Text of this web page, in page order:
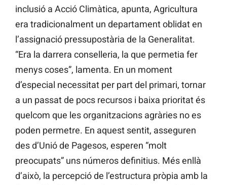
inclusió a Acció Climàtica, apunta, Agricultura
era tradicionalment un departament oblidat en
l’assignació pressupostària de la Generalitat.
“Era la darrera conselleria, la que permetia fer
menys coses”, lamenta. En un moment
d’especial necessitat per part del primari, tornar
a un passat de pocs recursos i baixa prioritat és
quelcom que les organitzacions agràries no es
poden permetre. En aquest sentit, asseguren
des d’Unió de Pagesos, esperen “molt
preocupats” uns números definitius. Més enllà
d’això, la percepció de l’estructura pròpia amb la